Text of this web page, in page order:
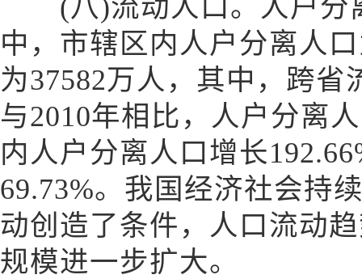
(八)流动人口。人户分
中，市辖区内人户分离人
为37582万人，其中，跨省
与2010年相比，人户分离
内人户分离人口增长
69.73%。我国经济社会持
动创造了条件，人口流动
规模进一步扩大。